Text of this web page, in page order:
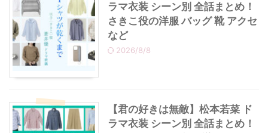
・多部未華子
・広瀬すず
・あのクズ
・無能の鷹
・ ライオンの隠れ家
バッグ
ラマ衣装 シーン別 全話まとめ！
さきこ役の洋服 バッグ 靴 アクセ
など
2026/8/8
【君の好きは無敵】松本若菜 ド
ラマ衣装 シーン別 全話まとめ！